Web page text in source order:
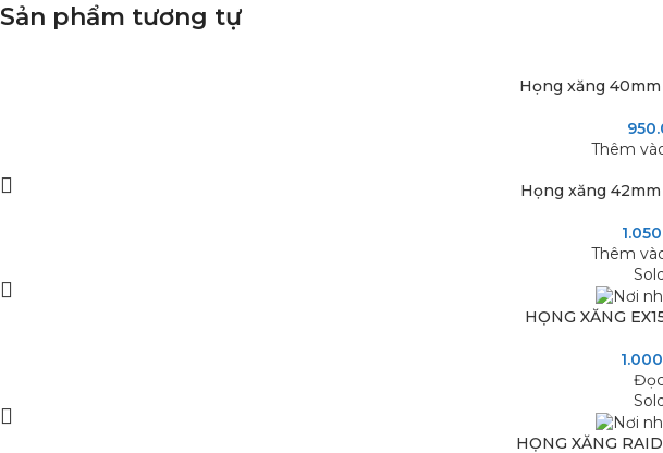
Sản phẩm tương tự
Họng xăng
Thêm
Họng xăng
Thêm
HỌNG XĂNG
HỌNG XĂNG